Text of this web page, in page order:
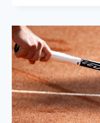
LOJA
ACTION?